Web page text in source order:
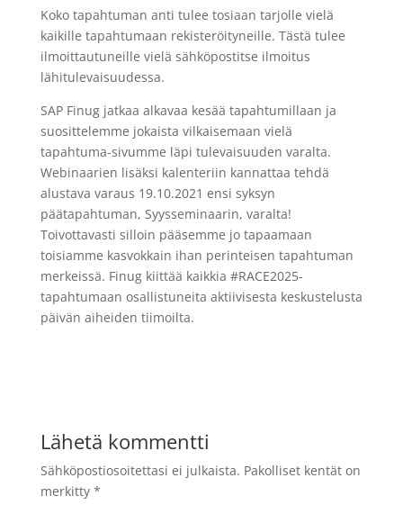
Koko tapahtuman anti tulee tosiaan tarjolle vielä
kaikille tapahtumaan rekisteröityneille. Tästä tulee
ilmoittautuneille vielä sähköpostitse ilmoitus
lähitulevaisuudessa.
SAP Finugjatkaa alkavaa kesää tapahtumillaan ja
suosittelemme jokaista vilkaisemaan vielä
tapahtuma-sivumme läpi tulevaisuuden varalta.
Webinaarien lisäksi kalenteriin kannattaa tehdä
alustava varaus 19.10.2021 ensi syksyn
päätapahtuman, Syysseminaarin, varalta!
Toivottavasti silloin pääsemme jo tapaamaan
toisiamme kasvokkain ihan perinteisen tapahtuman
merkeissä. Finug kiittää kaikkia #RACE2025-
tapahtumaan osallistuneita aktiivisesta keskustelusta
päivän aiheiden tiimoilta.
Lähetä kommentti
Sähköpostiosoitettasi ei julkaista. Pakolliset kentät on
merkitty *